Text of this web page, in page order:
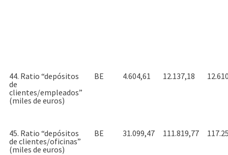
44. Ratio “depósitos
de
clientes/empleados”
(miles de euros)
BE 4.604,61 12.137,18
45. Ratio “depósitos
de clientes/oficinas”
(miles de euros)
BE 31.099,47 111.819,77